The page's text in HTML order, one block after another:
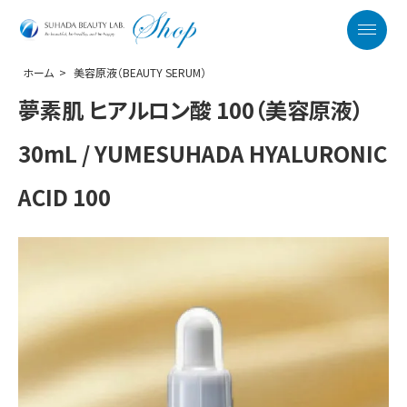
SUHADA BEAUTY LAB. OFFICIAL WEB
Menu
ホーム > 美容原液（BEAUTY SERUM）
夢素肌 ヒアルロン酸 100（美容原液）
30mL / YUMESUHADA HYALURONIC
ACID 100